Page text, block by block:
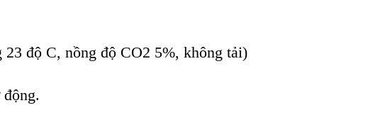
độ C, nồng độ CO2 5%, không tải)